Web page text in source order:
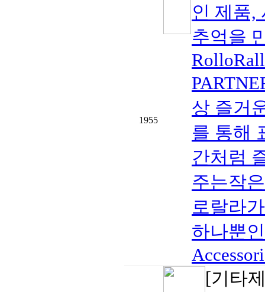
1955
인 제품,
추억을
상 즐거
를 통해
간처럼
주는작
로랄라
하나뿐
[기타